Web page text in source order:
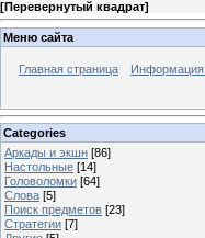
[Перевернутый квадрат]
Меню сайта
Главная страница Информация
Categories
Аркады и экшн [86]
Настольные [14]
Головоломки [64]
Слова [5]
Поиск предметов [23]
Стратегии [7]